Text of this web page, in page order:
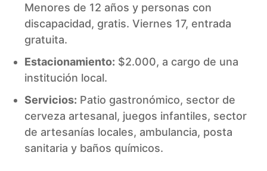
Menores de 12 años y personas con
discapacidad, gratis. Viernes 17, entrada
gratuita.
Estacionamiento: $2.000, a cargo de una
institución local.
Servicios: Patio gastronómico, sector de
cerveza artesanal, juegos infantiles, sector
de artesanías locales, ambulancia, posta
sanitaria y baños químicos.